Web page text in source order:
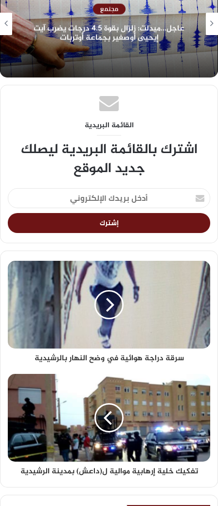
مجتمع
عاجل…ميدلت: زلزال بقوة 4.5 درجات يضرب آيت
إيحيى أوصغير بجماعة أوتربات
القائمة البريدية
اشترك بالقائمة البريدية ليصلك
جديد الموقع
سرقة دراجة هوائية في وضح النهار بالرشيدية
تفكيك خلية إرهابية موالية ل(داعش) بمدينة الرشيدية